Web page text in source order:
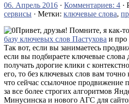
06. Апрель 2016 · Комментариев: 4 ·
сервисы · Метки: ключевые слова,
Привет, друзья! Помните, я как-
базу ключевых слов Пастухова и про
Так вот, если вы занимаетесь
если вы подбираете ключевые слова
получать дорогие клики с
его, то без ключевых слов вам точно
что сейчас ссылочное продвижение
за все более строгих алгоритмов
Минусинска и нового АГС для